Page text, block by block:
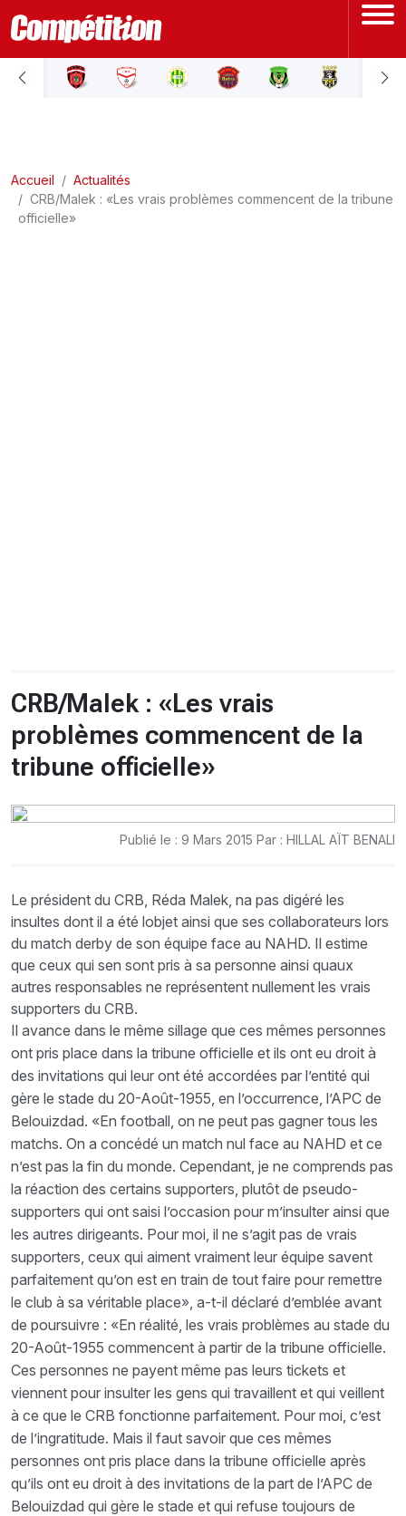
ACCUEIL
LIGUE 2
Accueil
Actualités
CRB/Malek : «Les vrais problèmes commencent de la tribune
officielle»
CRB/Malek : «Les vrais
problèmes commencent de la
tribune officielle»
Publié le : 9 Mars 2015 Par : HILLAL AÏT BENALI
Le président du CRB, Réda Malek, na pas digéré les
insultes dont il a été lobjet ainsi que ses collaborateurs lors
du match derby de son équipe face au NAHD. Il estime
que ceux qui sen sont pris à sa personne ainsi quaux
autres responsables ne représentent nullement les vrais
supporters du CRB.
Il avance dans le même sillage que ces mêmes personnes
ont pris place dans la tribune officielle et ils ont eu droit à
des invitations qui leur ont été accordées par l’entité qui
gère le stade du 20-Août-1955, en l’occurrence, l’APC de
Belouizdad. «En football, on ne peut pas gagner tous les
matchs. On a concédé un match nul face au NAHD et ce
n’est pas la fin du monde. Cependant, je ne comprends pas
la réaction des certains supporters, plutôt de pseudo-
supporters qui ont saisi l’occasion pour m’insulter ainsi que
les autres dirigeants. Pour moi, il ne s’agit pas de vrais
supporters, ceux qui aiment vraiment leur équipe savent
parfaitement qu’on est en train de tout faire pour remettre
le club à sa véritable place», a-t-il déclaré d’emblée avant
de poursuivre : «En réalité, les vrais problèmes au stade du
20-Août-1955 commencent à partir de la tribune officielle.
Ces personnes ne payent même pas leurs tickets et
viennent pour insulter les gens qui travaillent et qui veillent
à ce que le CRB fonctionne parfaitement. Pour moi, c’est
de l’ingratitude. Mais il faut savoir que ces mêmes
personnes ont pris place dans la tribune officielle après
qu’ils ont eu droit à des invitations de la part de l’APC de
Belouizdad qui gère le stade et qui refuse toujours de